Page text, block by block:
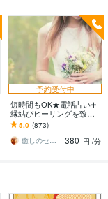
予約受付中
短時間もOK★電話占い➕
縁結びヒーリングを致し
ます 霊感☆タロット☆占
星術☆縁結びヒーリング
の嬉しいセット♡
5.0 (873)
癒しのセラピーサロン☪️セレイ
380 円 /分